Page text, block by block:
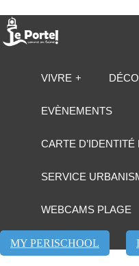
VIVRE
EVÈNEMENTS
CARTE
SERVICE
WEBCAMS PLAGE
MY PERISCHOOL